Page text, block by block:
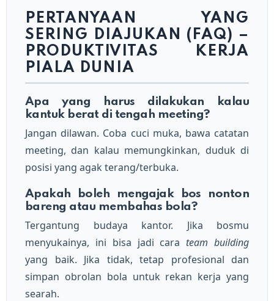
PERTANYAAN YANG
SERING DIAJUKAN (FAQ) –
PRODUKTIVITAS KERJA
PIALA DUNIA
Apa yang harus dilakukan kalau
kantuk berat di tengah meeting?
Jangan dilawan. Coba cuci muka, bawa catatan
meeting, dan kalau memungkinkan, duduk di
posisi yang agak terang/terbuka.
Apakah boleh mengajak bos nonton
bareng atau membahas bola?
Tergantung budaya kantor. Jika bosmu
menyukainya, ini bisa jadi cara team building
yang baik. Jika tidak, tetap profesional dan
simpan obrolan bola untuk rekan kerja yang
searah.